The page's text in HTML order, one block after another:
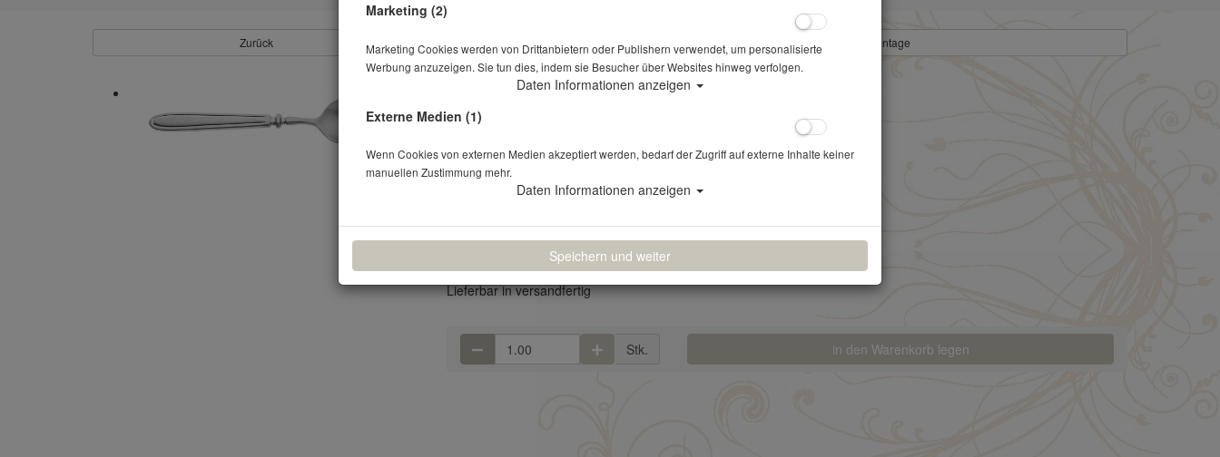
Zurück Alle Artikel zeigen aus: Besteck Landhaus vintage
Suppenlöffel Landhaus vintage
19,7 cm (l) geschmiedet Verlustpreis: 6 €
0,40 €* (0,34 € NETTO)
Lieferbar in versandfertig
Stk. in den Warenkorb legen
Marketing (2)
Marketing Cookies werden von Drittanbietern oder Publishern verwendet, um personalisierte
Werbung anzuzeigen. Sie tun dies, indem sie Besucher über Websites hinweg verfolgen.
Daten Informationen anzeigen
Externe Medien (1)
Wenn Cookies von externen Medien akzeptiert werden, bedarf der Zugriff auf externe Inhalte keiner
manuellen Zustimmung mehr.
Daten Informationen anzeigen
Speichern und weiter